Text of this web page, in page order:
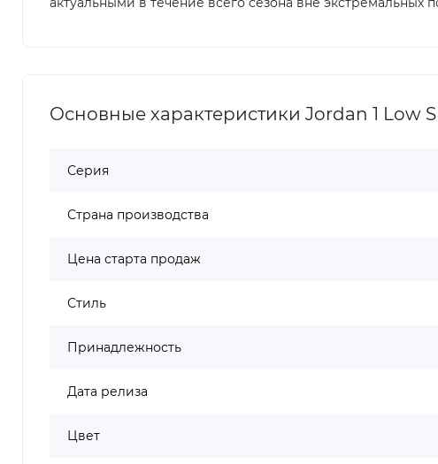
Основные характеристики Jordan 1 Low
Серия
Страна производства
Цена старта продаж
Стиль
Принадлежность
Дата релиза
Цвет